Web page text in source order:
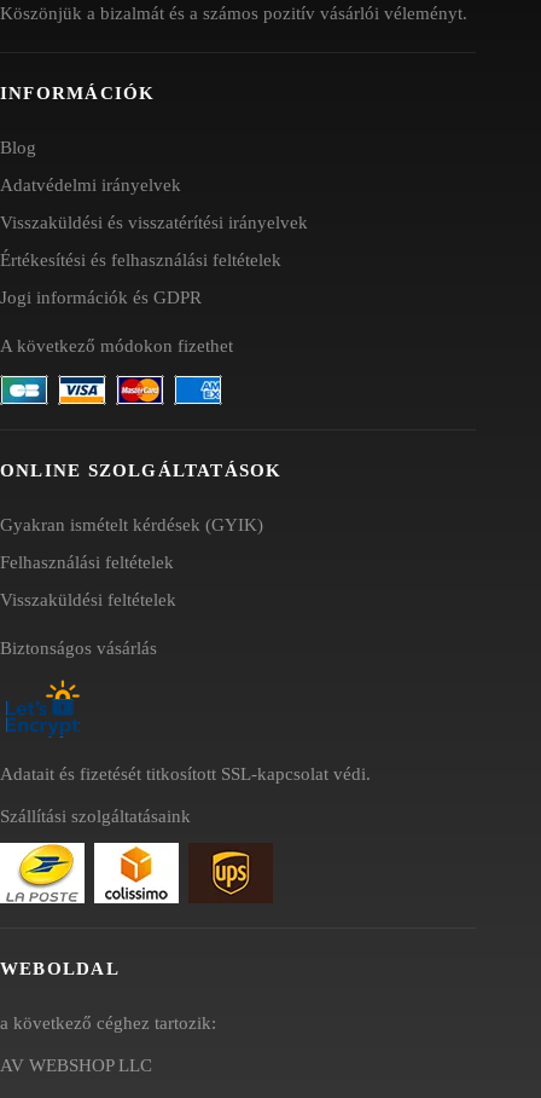
Köszönjük a bizalmát és a számos pozitív vásárlói véleményt.
INFORMÁCIÓK
Blog
Adatvédelmi irányelvek
Visszaküldési és visszatérítési irányelvek
Értékesítési és felhasználási feltételek
Jogi információk és GDPR
A következő módokon fizethet
ONLINE SZOLGÁLTATÁSOK
Gyakran ismételt kérdések (GYIK)
Felhasználási feltételek
Visszaküldési feltételek
Biztonságos vásárlás
Adatait és fizetését titkosított SSL-kapcsolat védi.
Szállítási szolgáltatásaink
WEBOLDAL
a következő céghez tartozik:
AV WEBSHOP LLC